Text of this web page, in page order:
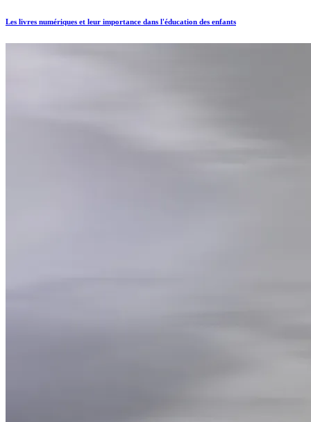
Les livres numériques et leur importance dans l'éducation des enfants